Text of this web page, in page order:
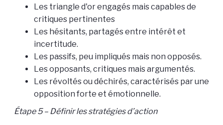
Les triangle d'or engagés mais capables de
critiques pertinentes
Les hésitants, partagés entre intérêt et
incertitude.
Les passifs, peu impliqués mais non opposés.
Les opposants, critiques mais argumentés.
Les révoltés ou déchirés, caractérisés par une
opposition forte et émotionnelle.
Étape 5 – Définir les stratégies d’action